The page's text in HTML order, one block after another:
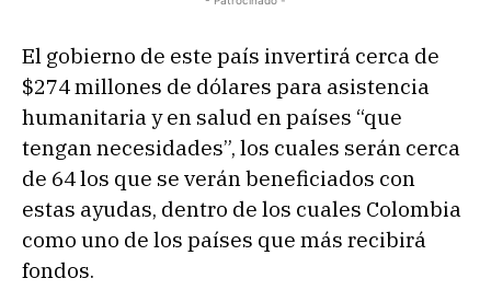
El gobierno de este país invertirá cerca de
$274 millones de dólares para asistencia
humanitaria y en salud en países “que
tengan necesidades”, los cuales serán cerca
de 64 los que se verán beneficiados con
estas ayudas, dentro de los cuales Colombia
como uno de los países que más recibirá
fondos.